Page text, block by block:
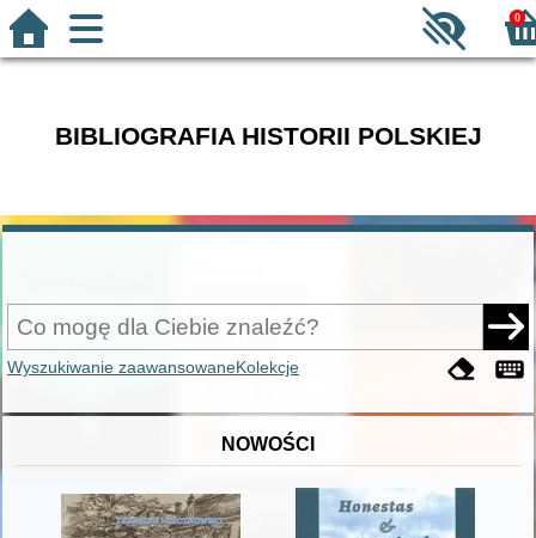
0
BIBLIOGRAFIA HISTORII POLSKIEJ
Wyszukiwanie zaawansowaneKolekcje
NOWOŚCI